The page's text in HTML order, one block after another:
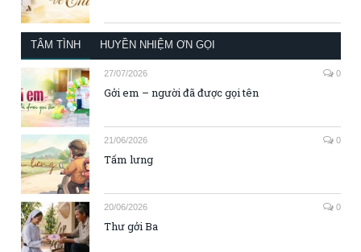
TÂM TÌNH HUYỀN NHIỆM ƠN GỌI
27/07/2026 0
Gởi em – người đã được gọi tên
21/06/2026 0
Tấm lưng
20/06/2026 0
Thư gởi Ba